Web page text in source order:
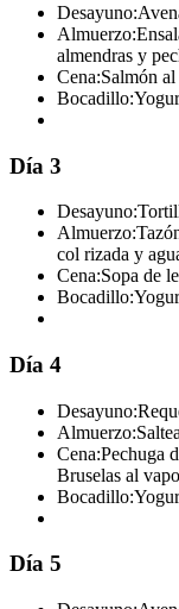
Desayuno:
Almuerzo:
almendras y
Cena:Salmón
Bocadillo:
Día 3
Desayuno:
Almuerzo:
col rizada y
Cena:Sopa de
Bocadillo:
Día 4
Desayuno:
Almuerzo:
Cena:Pechuga
Bruselas al
Bocadillo:
Día 5